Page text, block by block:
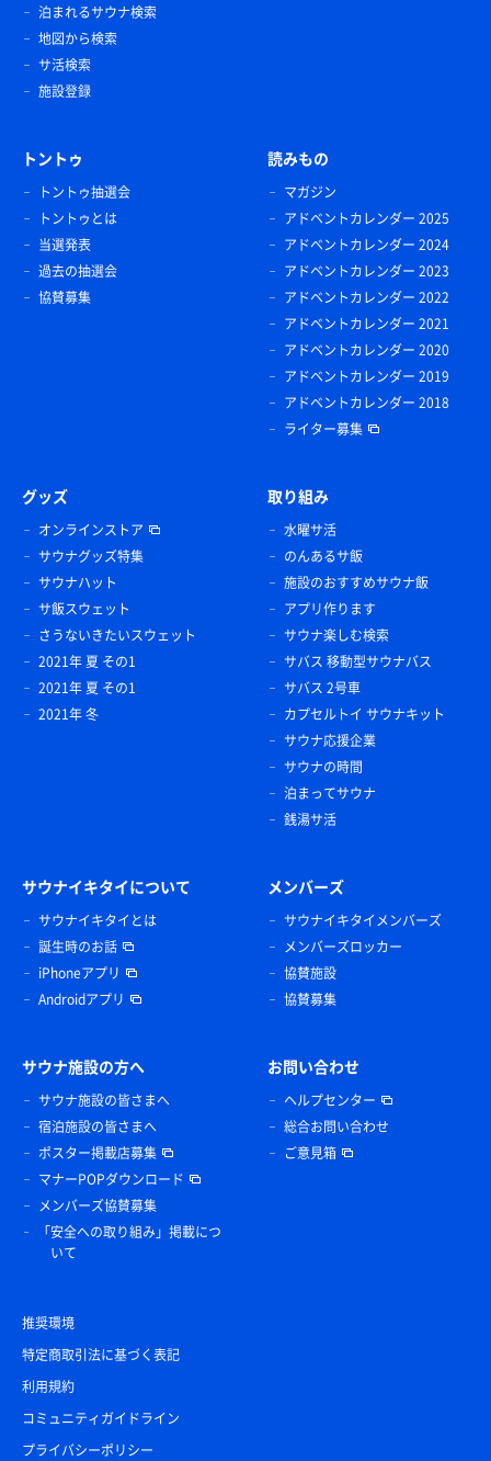
泊まれるサウナ検索
地図から検索
サ活検索
施設登録
トントゥ
トントゥ抽選会
トントゥとは
当選発表
過去の抽選会
協賛募集
読みもの
マガジン
アドベントカレンダー 2025
アドベントカレンダー 2024
アドベントカレンダー 2023
アドベントカレンダー 2022
アドベントカレンダー 2021
アドベントカレンダー 2020
アドベントカレンダー 2019
アドベントカレンダー 2018
ライター募集
グッズ
オンラインストア
サウナグッズ特集
サウナハット
サ飯スウェット
さうないきたいスウェット
2021年 夏 その1
2021年 夏 その1
2021年 冬
取り組み
水曜サ活
のんあるサ飯
施設のおすすめサウナ飯
アプリ作ります
サウナ楽しむ検索
サバス 移動型サウナバス
サバス 2号車
カプセルトイ サウナキット
サウナ応援企業
サウナの時間
泊まってサウナ
銭湯サ活
サウナイキタイについて
サウナイキタイとは
誕生時のお話
iPhoneアプリ
Androidアプリ
メンバーズ
サウナイキタイメンバーズ
メンバーズロッカー
協賛施設
協賛募集
サウナ施設の方へ
サウナ施設の皆さまへ
宿泊施設の皆さまへ
ポスター掲載店募集
マナーPOPダウンロード
メンバーズ協賛募集
「安全への取り組み」掲載につ
いて
お問い合わせ
ヘルプセンター
総合お問い合わせ
ご意見箱
推奨環境
特定商取引法に基づく表記
利用規約
コミュニティガイドライン
プライバシーポリシー